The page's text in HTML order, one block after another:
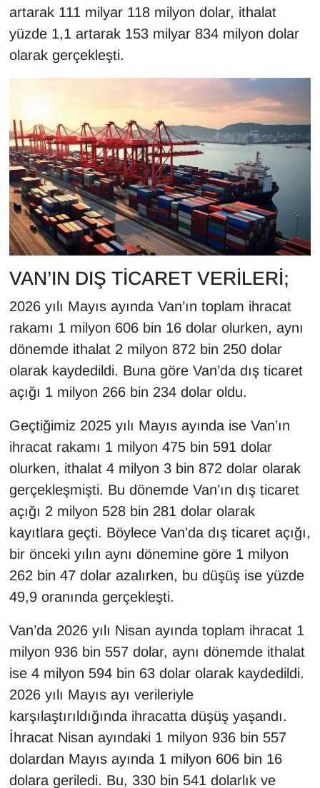
artarak 111 milyar 118 milyon dolar, ithalat
yüzde 1,1 artarak 153 milyar 834 milyon dolar
olarak gerçekleşti.
VAN’IN DIŞ TİCARET VERİLERİ;
2026 yılı Mayıs ayında Van’ın toplam ihracat
rakamı 1 milyon 606 bin 16 dolar olurken, aynı
dönemde ithalat 2 milyon 872 bin 250 dolar
olarak kaydedildi. Buna göre Van’da dış ticaret
açığı 1 milyon 266 bin 234 dolar oldu.
Geçtiğimiz 2025 yılı Mayıs ayında ise Van’ın
ihracat rakamı 1 milyon 475 bin 591 dolar
olurken, ithalat 4 milyon 3 bin 872 dolar olarak
gerçekleşmişti. Bu dönemde Van’ın dış ticaret
açığı 2 milyon 528 bin 281 dolar olarak
kayıtlara geçti. Böylece Van’da dış ticaret açığı,
bir önceki yılın aynı dönemine göre 1 milyon
262 bin 47 dolar azalırken, bu düşüş ise yüzde
49,9 oranında gerçekleşti.
Van’da 2026 yılı Nisan ayında toplam ihracat 1
milyon 936 bin 557 dolar, aynı dönemde ithalat
ise 4 milyon 594 bin 63 dolar olarak kaydedildi.
2026 yılı Mayıs ayı verileriyle
karşılaştırıldığında ihracatta düşüş yaşandı.
İhracat Nisan ayındaki 1 milyon 936 bin 557
dolardan Mayıs ayında 1 milyon 606 bin 16
dolara geriledi. Bu, 330 bin 541 dolarlık ve
Resmi İlanlar
RÖPORTAJ
Seri İlan
Sinema - TV
SİYASET
SPOR
TEBRİK
TEKNOLOJİ
Turizm
VAN'DA SPOR
YAŞAM
YEREL